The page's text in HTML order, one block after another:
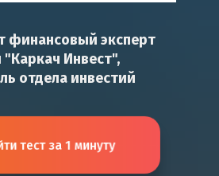
финансовый эксперт
Инвест",
отдела инвестий
тест за 1 минуту